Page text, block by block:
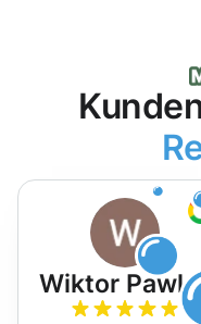
Wiktor